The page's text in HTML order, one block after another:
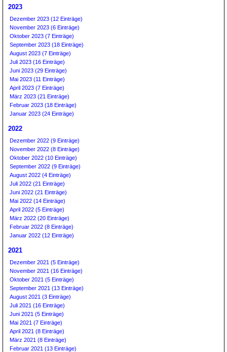
2023
Dezember 2023 (12 Einträge)
November 2023 (6 Einträge)
Oktober 2023 (7 Einträge)
September 2023 (18 Einträge)
August 2023 (7 Einträge)
Juli 2023 (16 Einträge)
Juni 2023 (29 Einträge)
Mai 2023 (11 Einträge)
April 2023 (7 Einträge)
März 2023 (21 Einträge)
Februar 2023 (18 Einträge)
Januar 2023 (24 Einträge)
2022
Dezember 2022 (9 Einträge)
November 2022 (8 Einträge)
Oktober 2022 (10 Einträge)
September 2022 (9 Einträge)
August 2022 (4 Einträge)
Juli 2022 (21 Einträge)
Juni 2022 (21 Einträge)
Mai 2022 (14 Einträge)
April 2022 (5 Einträge)
März 2022 (20 Einträge)
Februar 2022 (8 Einträge)
Januar 2022 (12 Einträge)
2021
Dezember 2021 (5 Einträge)
November 2021 (16 Einträge)
Oktober 2021 (5 Einträge)
September 2021 (13 Einträge)
August 2021 (3 Einträge)
Juli 2021 (16 Einträge)
Juni 2021 (5 Einträge)
Mai 2021 (7 Einträge)
April 2021 (8 Einträge)
März 2021 (8 Einträge)
Februar 2021 (13 Einträge)